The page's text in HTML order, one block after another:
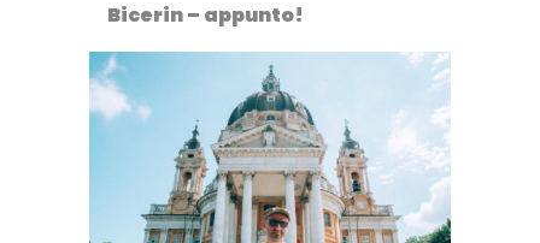
Bicerin– appunto!